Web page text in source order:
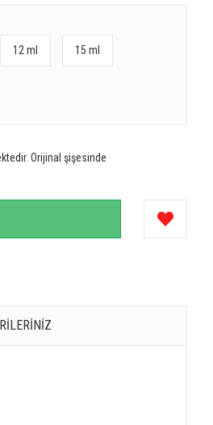
12 ml 15 ml
Orijinal şişesinde